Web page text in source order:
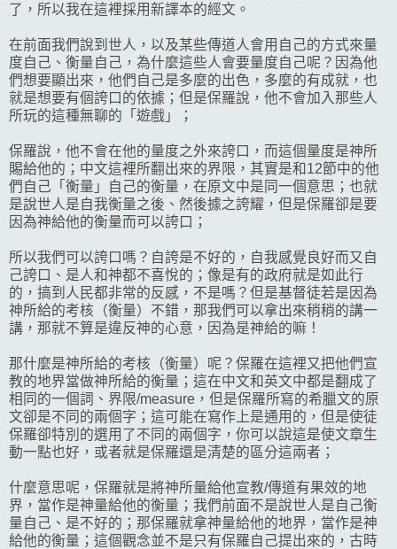
了，所以我在這裡採用新譯本的經文。
在前面我們說到世人，以及某些傳道人會用自己的方式來量
度自己、衡量自己，為什麼這些人會要量度自己呢？因為他
們想要顯出來，他們自己是多麼的出色，多麼的有成就，也
就是想要有個誇口的依據；但是保羅說，他不會加入那些人
所玩的這種無聊的「遊戲」；
保羅說，他不會在他的量度之外來誇口，而這個量度是神所
賜給他的；中文這裡所翻出來的界限，其實是和12節中的他
們自己「衡量」自己的衡量，在原文中是同一個意思；也就
是說世人是自我衡量之後、然後據之誇耀，但是保羅卻是要
因為神給他的衡量而可以誇口；
所以我們可以誇口嗎？自誇是不好的，自我感覺良好而又自
己誇口、是人和神都不喜悅的；像是有的政府就是如此行
的，搞到人民都非常的反感，不是嗎？但是基督徒若是因為
神所給的考核（衡量）不錯，那我們可以拿出來稍稍的講一
講，那就不算是違反神的心意，因為是神給的嘛！
那什麼是神所給的考核（衡量）呢？保羅在這裡又把他們宣
教的地界當做神所給的衡量；這在中文和英文中都是翻成了
相同的一個詞、界限/measure，但是保羅所寫的希臘文的原
文卻是不同的兩個字；這可能在寫作上是通用的，但是使徒
保羅卻特別的選用了不同的兩個字，你可以說這是使文章生
動一點也好，或者就是保羅還是清楚的區分這兩者；
什麼意思呢，保羅就是將神所量給他宣教/傳道有果效的地
界，當作是神量給他的衡量；我們前面不是說世人是自己衡
量自己、是不好的；那保羅就拿神量給他的地界，當作是神
給他的衡量；這個觀念並不是只有保羅自己提出來的，古時